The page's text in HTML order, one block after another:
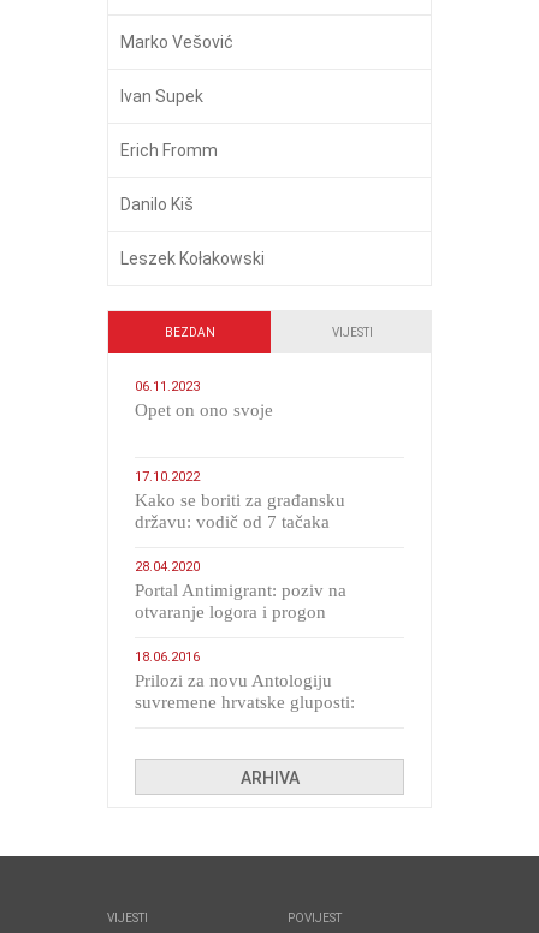
Marko Vešović
Ivan Supek
Erich Fromm
Danilo Kiš
Leszek Kołakowski
BEZDAN VIJESTI
06.11.2023
​Opet on ono svoje
17.10.2022
Kako se boriti za građansku
državu: vodič od 7 tačaka
28.04.2020
Portal Antimigrant: poziv na
otvaranje logora i progon
18.06.2016
Prilozi za novu Antologiju
suvremene hrvatske gluposti:
ARHIVA
VIJESTI POVIJEST